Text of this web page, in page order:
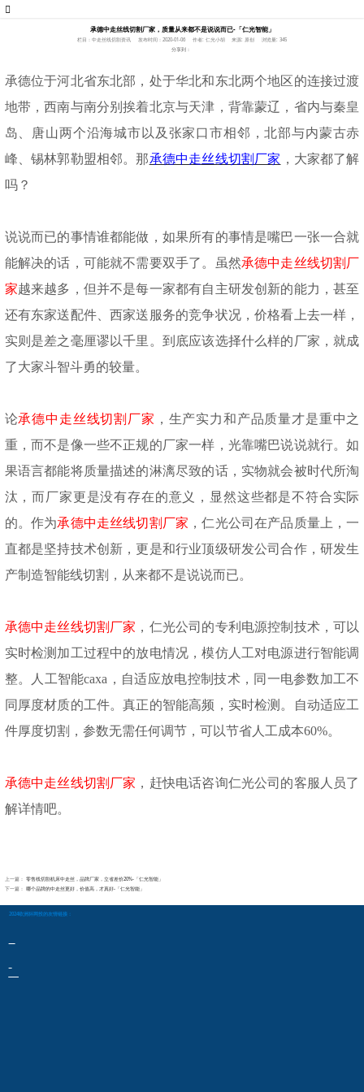
承德中走丝线切割厂家，质量从来都不是说说而已-「仁光智能」
栏目：中走丝线切割资讯 发布时间：2020-01-06 作者: 仁光小胡 来源: 原创
浏览量: 345
分享到：
承德位于河北省东北部，处于华北和东北两个地区的连接过渡
地带，西南与南分别挨着北京与天津，背靠蒙辽，省内与秦皇
岛、唐山两个沿海城市以及张家口市相邻，北部与内蒙古赤
峰、锡林郭勒盟相邻。那承德中走丝线切割厂家 ，大家都了解
吗？
说说而已的事情谁都能做，如果所有的事情是嘴巴一张一合就
能解决的话，可能就不需要双手了。虽然承德中走丝线切割厂
家越来越多，但并不是每一家都有自主研发创新的能力，甚至
还有东家送配件、西家送服务的竞争状况，价格看上去一样，
实则是差之毫厘谬以千里。到底应该选择什么样的厂家，就成
了大家斗智斗勇的较量。
论承德中走丝线切割厂家 ，生产实力和产品质量才是重中之
重，而不是像一些不正规的厂家一样，光靠嘴巴说说就行。如
果语言都能将质量描述的淋漓尽致的话，实物就会被时代所淘
汰，而厂家更是没有存在的意义，显然这些都是不符合实际
的。作为承德中走丝线切割厂家 ，仁光公司在产品质量上，一
直都是坚持技术创新，更是和行业顶级研发公司合作，研发生
产制造智能线切割，从来都不是说说而已。
承德中走丝线切割厂家 ，仁光公司的专利电源控制技术，可以
实时检测加工过程中的放电情况，模仿人工对电源进行智能调
整。人工智能caxa，自适应放电控制技术，同一电参数加工不
同厚度材质的工件。真正的智能高频，实时检测。自动适应工
件厚度切割，参数无需任何调节，可以节省人工成本60%。
承德中走丝线切割厂家 ，赶快电话咨询仁光公司的客服人员了
解详情吧。
上一篇： 零售线切割机床中走丝，品牌厂家，立省差价20%-「仁光智能」
下一篇：
哪个品牌的中走丝更好，价值高，才真好-「仁光智能」
2024欧洲杯网投的友情链接：